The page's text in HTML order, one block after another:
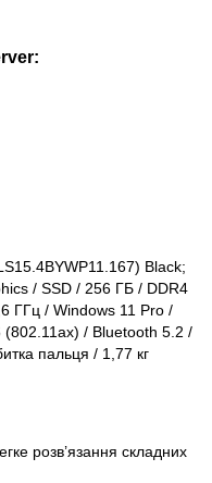
Black;
/ SSD / 256 ГБ / DDR4
ГГц / Windows 11 Pro /
(802.11ax) / Bluetooth 5.2 /
пальця / 1,77 кг
розв’язання складних